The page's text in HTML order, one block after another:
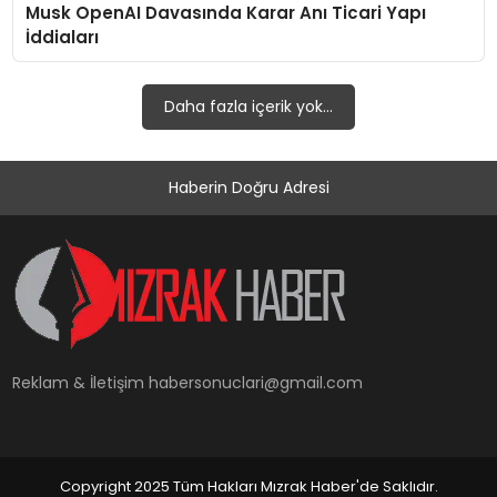
YAŞAM
Musk OpenAI Davasında Karar Anı Ticari Yapı
İddiaları
Daha fazla içerik yok...
Haberin Doğru Adresi
Reklam & İletişimhabersonuclari@gmail.com
Copyright 2025 Tüm Hakları Mızrak Haber'de Saklıdır.